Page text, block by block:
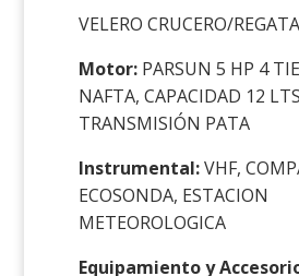
VELERO CRUCERO/REGATA
Motor: PARSUN 5 HP 4
NAFTA, CAPACIDAD 12
TRANSMISIÓN PATA
Instrumental:VHF,
ECOSONDA, ESTACION
METEOROLOGICA
Equipamiento y